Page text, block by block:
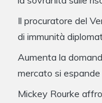
Il procuratore del
di immunità
Aumenta la
mercato si espande
Mickey Rourke